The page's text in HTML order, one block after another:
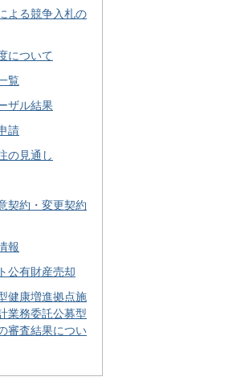
よる競争入札の
について
覧
ザル結果
請
の見通し
契約・変更契約
報
公有財産売却
健康増進拠点施
業務委託公募型
審査結果につい